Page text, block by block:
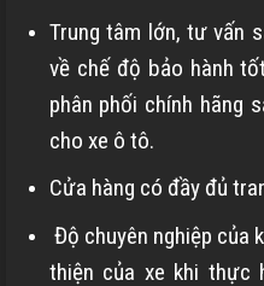
Trung tâm lớn, tư vấn
về chế độ bảo hành
phân phối chính hãng
cho xe ô tô.
Cửa hàng có đầy đủ
Độ chuyên nghiệp của
thiện của xe khi thực